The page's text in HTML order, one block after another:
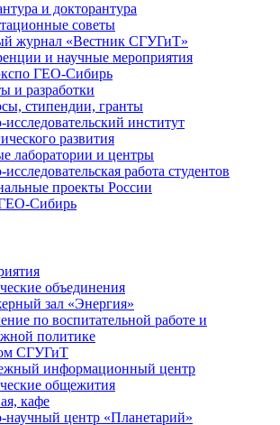
и докторантура
советы
журнал «Вестник СГУГиТ»
и научные мероприятия
ГЕО-Сибирь
и разработки
стипендии, гранты
институт
развития
лаборатории и центры
работа студентов
проекты России
Сибирь
объединения
зал «Энергия»
по воспитательной работе и
политике
СГУГиТ
информационный центр
общежития
кафе
научный центр «Планетарий»